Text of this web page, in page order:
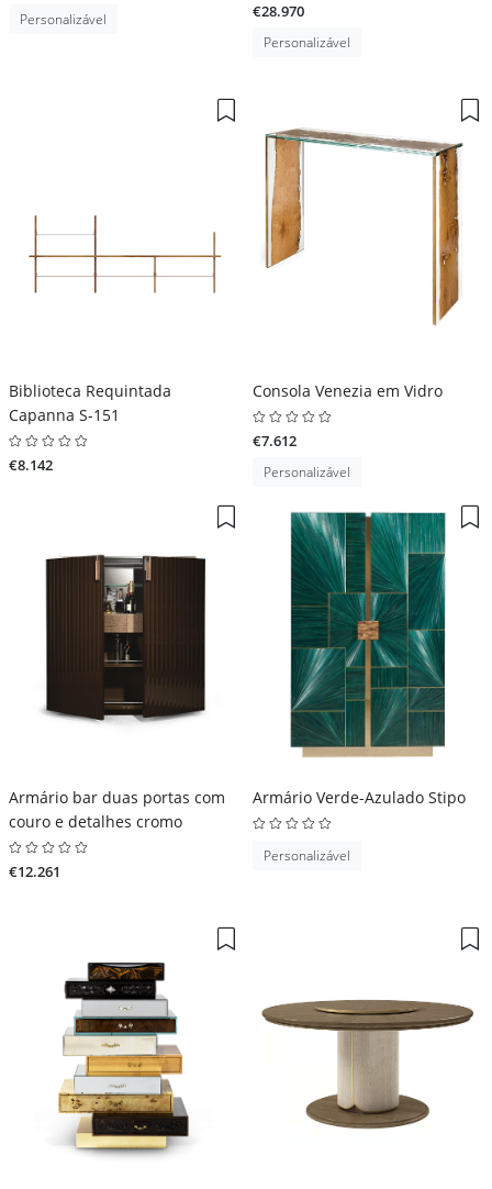
Personalizável €28.970
Personalizável
Biblioteca Requintada
Capanna S-151
€8.142
Consola Venezia em Vidro
€7.612
Personalizável
Armário bar duas portas com
couro e detalhes cromo
€12.261
Armário Verde-Azulado Stipo
Personalizável